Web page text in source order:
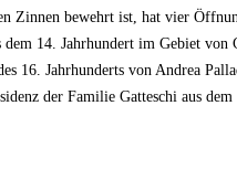
bewehrt ist, hat vier
14. Jahrhundert im Gebiet
16. Jahrhunderts von Andrea
der Familie Gatteschi aus